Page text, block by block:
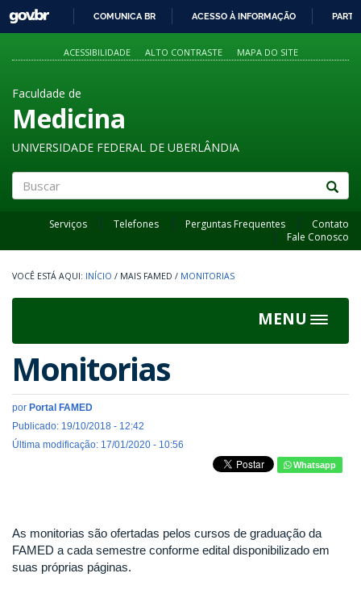
PARA
O
GOVBR
COMUNICA BR ACESSO À INFORMAÇÃO
ACESSIBILIDADE ALTO CONTRASTE MAPA DO SITE
Faculdade de
Medicina
UNIVERSIDADE FEDERAL DE UBERLÂNDIA
Serviços Telefones Perguntas Frequentes
Contato
Fale Conosco
INÍCIO / MAIS FAMED / MONITORIAS
MENU
Toggle
Monitorias
por Portal FAMED
Publicado: 19/10/2018 - 12:42
Última modificação: 17/01/2020 - 10:56
Whatsapp
As monitorias são ofertadas pelos cursos de graduação da
FAMED a cada semestre conforme edital disponibilizado em
suas próprias páginas.